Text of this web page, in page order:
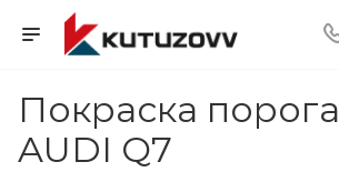
Покраска порога
AUDI Q7